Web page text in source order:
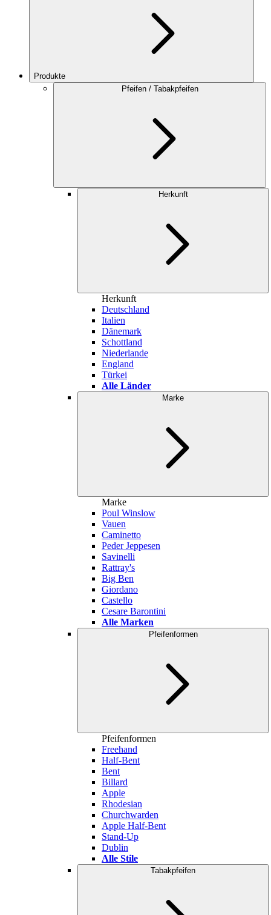
Produkte
Pfeifen / Tabakpfeifen
Herkunft
Herkunft
Deutschland
Italien
Dänemark
Schottland
Niederlande
England
Türkei
Alle Länder
Marke
Marke
Poul Winslow
Vauen
Caminetto
Peder Jeppesen
Savinelli
Rattray's
Big Ben
Giordano
Castello
Cesare Barontini
Alle Marken
Pfeifenformen
Pfeifenformen
Freehand
Half-Bent
Bent
Billard
Apple
Rhodesian
Churchwarden
Apple Half-Bent
Stand-Up
Dublin
Alle Stile
Tabakpfeifen